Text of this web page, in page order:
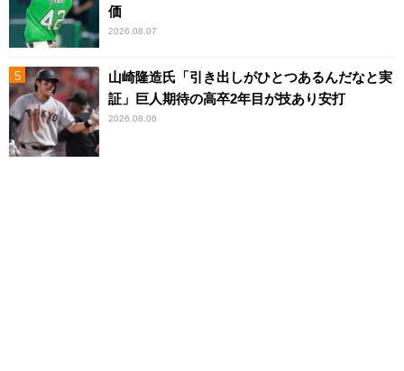
価
2026.08.07
山崎隆造氏「引き出しがひとつあるんだなと実
証」巨人期待の高卒2年目が技あり安打
2026.08.06